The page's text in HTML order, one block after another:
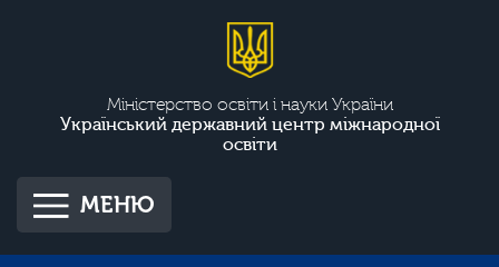
Міністерство освіти і науки України
Український державний центр міжнародної
освіти
МЕНЮ